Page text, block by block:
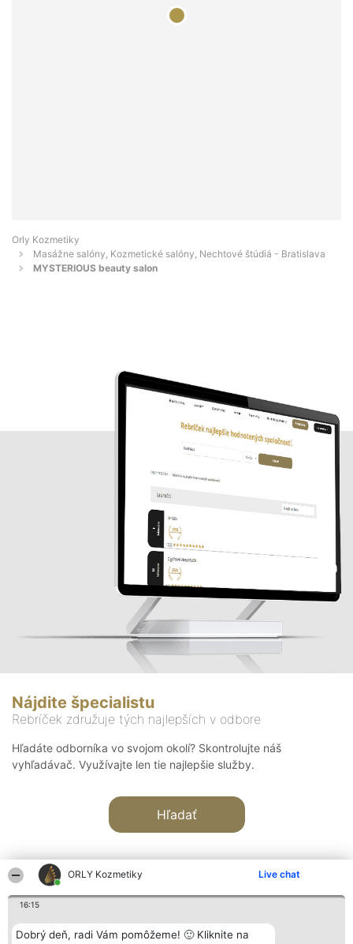
ORLY Kozmetiky Live chat
16:15
Dobrý deň, radi Vám pomôžeme! 🙂 Kliknite na
Orly Kozmetiky
Masážne salóny, Kozmetické salóny, Nechtové štúdiá - Bratislava
MYSTERIOUS beauty salon
Nájdite špecialistu
Rebríček združuje tých najlepších v odbore
Hľadáte odborníka vo svojom okolí? Skontrolujte náš
vyhľadávač. Využívajte len tie najlepšie služby.
Hľadať
Organizátor hodnotenia
Bright Side Solutions sp. z o.
Hodnotenie
Laureáti
Kontakt
Kontakt